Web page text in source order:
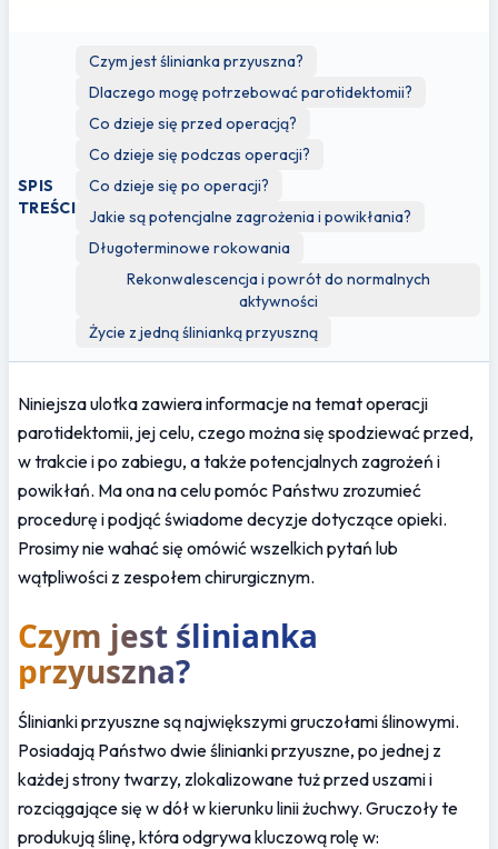
SPIS
TREŚCI
Czym jest ślinianka przyuszna?
Dlaczego mogę potrzebować parotidektomii?
Co dzieje się przed operacją?
Co dzieje się podczas operacji?
Co dzieje się po operacji?
Jakie są potencjalne zagrożenia i powikłania?
Długoterminowe rokowania
Rekonwalescencja i powrót do normalnych
aktywności
Życie z jedną ślinianką przyuszną
Niniejsza ulotka zawiera informacje na temat operacji
parotidektomii, jej celu, czego można się spodziewać przed,
w trakcie i po zabiegu, a także potencjalnych zagrożeń i
powikłań. Ma ona na celu pomóc Państwu zrozumieć
procedurę i podjąć świadome decyzje dotyczące opieki.
Prosimy nie wahać się omówić wszelkich pytań lub
wątpliwości z zespołem chirurgicznym.
Czym jest ślinianka
przyuszna?
Ślinianki przyuszne są największymi gruczołami ślinowymi.
Posiadają Państwo dwie ślinianki przyuszne, po jednej z
każdej strony twarzy, zlokalizowane tuż przed uszami i
rozciągające się w dół w kierunku linii żuchwy. Gruczoły te
produkują ślinę, która odgrywa kluczową rolę w: